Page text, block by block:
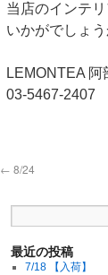
当店のインテリ
いかがでしょう
LEMONTEA 阿
03-5467-2407
← 8/24
最近の投稿
7/18 【入荷】